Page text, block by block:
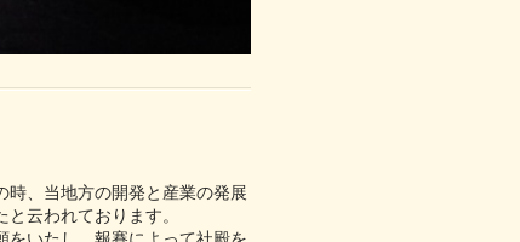
、当地方の開発と産業の発展
云われております。